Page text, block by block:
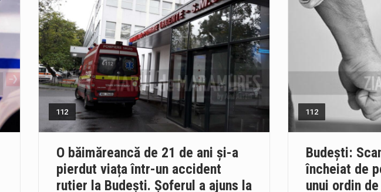
nu e mai frumos decat să ai locuința plină de flori proaspete și plante…
ora 10.00 – 09 august, ora 10.00 /Fenomene vizate: val de căldură, caniculă,
Sistemul Unic de Apeluri de Urgență 112 a fost anunțat producerea unui accident rutier cu
Daniela-Onița Ivascu, a venit cu un răspuns pentru cei care s-au intrebat în aceste zile:
e-Terra, realizată de STS, DNSC și Cyberint, a mai parcurs o rundă de evaluare. Un
termic va fi accentuat, iar indicele temperatură-umezeală (ITU) va depăși pragul
112
O băimăreancă de 21 de ani și-a
pierdut viața într-un accident
rutier la Budești. Șoferul a ajuns la
112
Budești:
încheiat de
unui ordin